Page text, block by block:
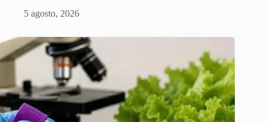
5 agosto, 2026